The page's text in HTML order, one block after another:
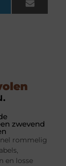
Email
zwevend
rommelig
en losse